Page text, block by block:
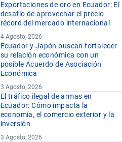
Exportaciones de oro en Ecuador: El
desafío de aprovechar el precio
récord del mercado internacional
4 Agosto, 2026
Ecuador y Japón buscan fortalecer
su relación económica con un
posible Acuerdo de Asociación
Económica
3 Agosto, 2026
El tráfico ilegal de armas en
Ecuador: Cómo impacta la
economía, el comercio exterior y la
inversión
3 Agosto, 2026